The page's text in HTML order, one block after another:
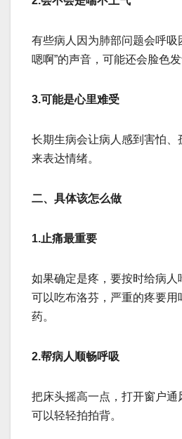
有些病人因为肺部问题会呼吸
嗯啊”的声音，可能还会脸色
‌3.可能是心里难受‌
长期生病会让病人感到害怕、
来表达情绪。
二、具体该怎么做
‌1.止痛最重要‌
如果确定是疼，要按时给病人
可以吃布洛芬，严重的疼要用
药。
‌2.帮病人顺畅呼吸‌
把床头摇高一点，打开窗户通
可以轻轻拍拍背。